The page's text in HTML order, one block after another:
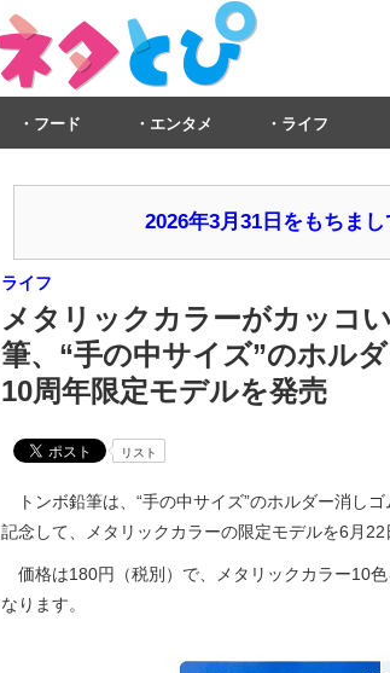
フード エンタメ ライフ
2026年3月31日をもちま
ライフ
メタリックカラーがカッコ
筆、“手の中サイズ”のホル
10周年限定モデルを発売
リスト
トンボ鉛筆は、“手の中サイズ”のホルダー消し
記念して、メタリックカラーの限定モデルを6月22
価格は180円（税別）で、メタリックカラー10
なります。